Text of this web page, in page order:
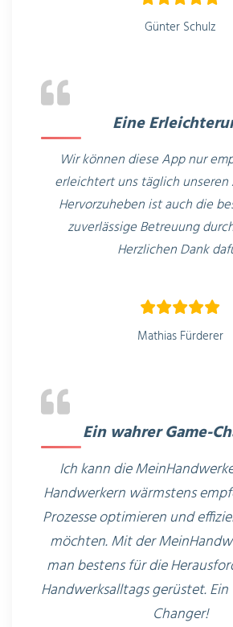
Günter Schulz
Eine
Wir können diese App nur
erleichtert uns täglich unseren
Hervorzuheben ist auch die
zuverlässigeBetreuung
Herzlichen Dank
Mathias Fürderer
Ein wahrer Game-
Ich kann die
Handwerkern wärmstens
Prozesse optimieren und
möchten. Mit der
man bestens für die
Handwerksalltags gerüstet.
Changer!